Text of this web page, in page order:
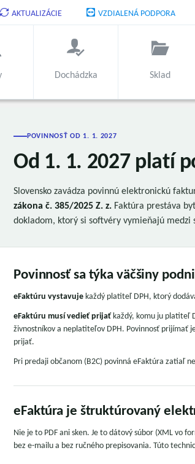
AKTUALIZÁCIE VZDIALENÁ PODPORA
Dochádzka Sklad
POVINNOSŤ OD 1. 1. 2027
Od 1. 1. 2027 platí
Slovensko zavádza povinnú elektronickú
zákona č. 385/2025 Z. z. Faktúra prestáva
dokladom, ktorý si softvéry vymieňajú medzi
Povinnosť sa týka väčšiny
eFaktúru vystavuje každý platiteľ DPH, ktorý
eFaktúru musí vedieť prijať každý, komu ju platiteľ
živnostníkov a neplatiteľov DPH. Povinnosť prijímať
prijať.
Pri predaji občanom (B2C) povinná eFaktúra zatiaľ
eFaktúra je štruktúrovaný
Nie je to PDF ani sken. Je to dátový súbor (XML vo
bez e-mailu a bez ručného prepisovania. Túto